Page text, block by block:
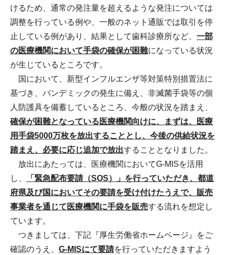
けるため、通常の発注量を超えるような発注については
調整を行っている例や、一般のネット通販では取引を停
止している例があり、結果として歯科診療所など、 一部
の医療機関において手袋の確保が困難になっている状況
が生じているところです。
国において、新型インフルエンザ等対策特別措置法に
基づき、パンデミックの発生に備え、非滅菌手袋等の個
人防護具を備蓄しているところ、今般の状況を踏まえ、
確保が困難となっている医療機関向けに、まずは、医療
用手袋5000万枚を放出することとし、今後の供給状況を
踏まえ、必要に応じ追加で放出することとなりました。
放出にあたっては、医療機関においてG-MISを活用
し、
「緊急配布要請（SOS）」を行っていただき、都道
府県及び国においてその要請を受け付けたうえで、販売
事業者を通じて医療機関に手袋を販売する流れを想定し
ています。
つきましては、下記『厚生労働省ホームページ』をご
確認のうえ、 G-MISにて要請を行っていただきますよう